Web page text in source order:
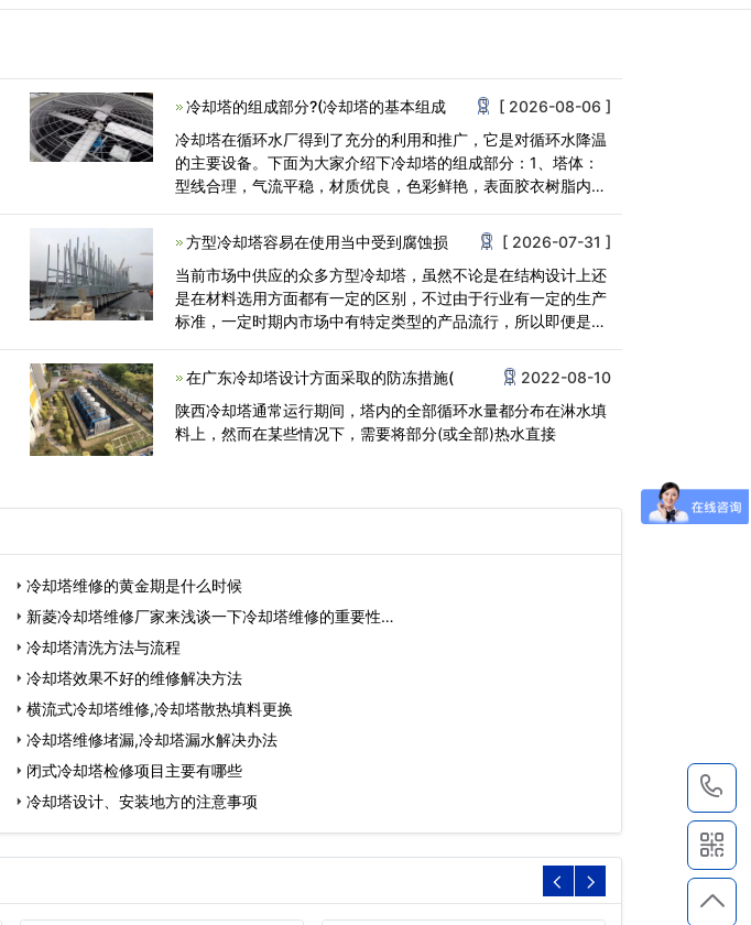
冷却塔的组成部分?(冷却塔的基本组成
[ 2026-08-06 ]
冷却塔在循环水厂得到了充分的利用和推广，它是对循环水降温
的主要设备。下面为大家介绍下冷却塔的组成部分：1、塔体：
型线合理，气流平稳，材质优良，色彩鲜艳，表面胶衣树脂内含
方型冷却塔容易在使用当中受到腐蚀损
[ 2026-07-31 ]
当前市场中供应的众多方型冷却塔，虽然不论是在结构设计上还
是在材料选用方面都有一定的区别，不过由于行业有一定的生产
标准，一定时期内市场中有特定类型的产品流行，所以即便是不
在广东冷却塔设计方面采取的防冻措施(
2022-08-10
陕西冷却塔通常运行期间，塔内的全部循环水量都分布在淋水填
料上，然而在某些情况下，需要将部分(或全部)热水直接
冷却塔维修的黄金期是什么时候
新菱冷却塔维修厂家来浅谈一下冷却塔维修的重要性…
冷却塔清洗方法与流程
冷却塔效果不好的维修解决方法
横流式冷却塔维修,冷却塔散热填料更换
冷却塔维修堵漏,冷却塔漏水解决办法
闭式冷却塔检修项目主要有哪些
冷却塔设计、安装地方的注意事项